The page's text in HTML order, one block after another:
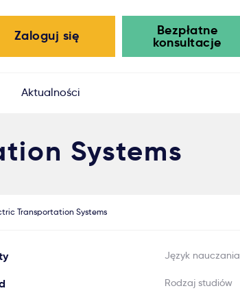
Bezpłatne
konsultacje
Zaloguj się
Aktualności
Systems
Transportation Systems
Język nauczania
Rodzaj studiów